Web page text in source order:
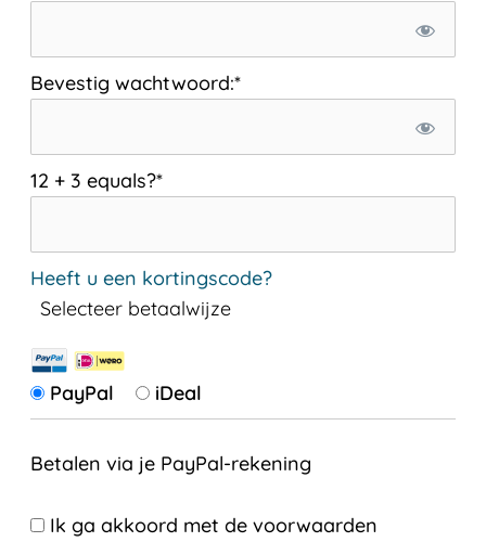
Bevestig wachtwoord:*
12 + 3 equals?*
Heeft u een kortingscode?
Selecteer betaalwijze
PayPal iDeal
Betalen via je PayPal-rekening
Ik ga akkoord met de voorwaarden